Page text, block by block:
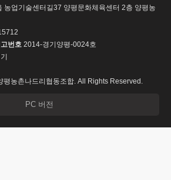
농업기술센터길37 양평문화체육센터 2층 양평농
번호 2014-경기양평-0024호
농촌나드리협동조합. All Rights Reserved.
PC 버전